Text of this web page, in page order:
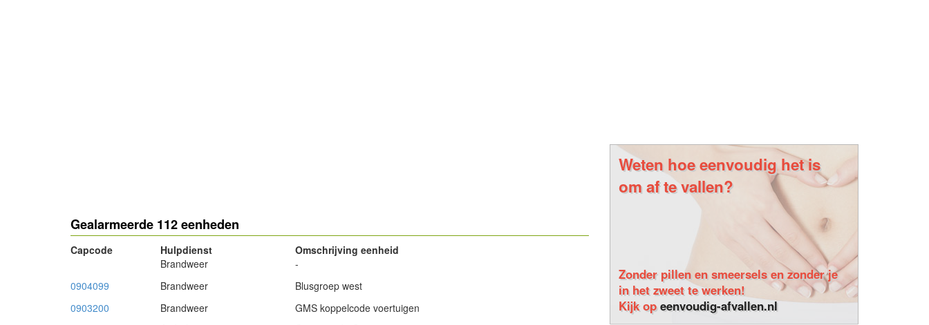
Gealarmeerde 112 eenheden
Capcode Hulpdienst
Omschrijving eenheid
Brandweer
-
0904099
Brandweer
Blusgroep west
0903200
Brandweer
GMS koppelcode voertuigen
Weten hoe eenvoudig het is
om af te vallen?
Zonder pillen en smeersels en zonder je
in het zweet te werken!
Kijk opeenvoudig-afvallen.nl